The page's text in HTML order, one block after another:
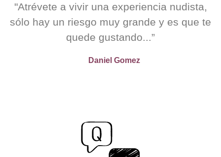
"Atrévete a vivir una experiencia nudista,
sólo hay un riesgo muy grande y es que te
quede gustando...”
Daniel Gomez